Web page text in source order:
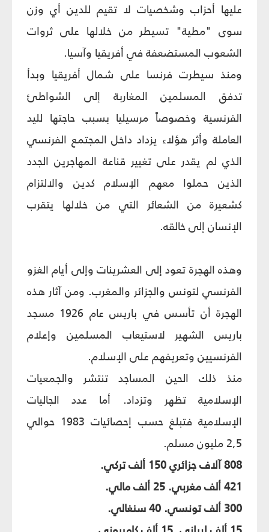
عليها أحزاب وشخصيات لا تقيم للدين أي وزن
سوى "مطية" تسيطر من خلالها على ثروات
الشعوب المستضعفة في أفريقيا وآسيا.
ومنذ سيطرت فرنسا على شمال أفريقيا وبدأ
تدفق المسلمين المغاربة إلى الشواطئ
الفرنسية وخصوصاً مرسيليا بسبب حاجتها لليد
العاملة وأثر هؤلاء يزداد داخل المجتمع الفرنسي
الذي لم يقدر على تغيير قناعة المهاجرين الجدد
الذين حملوا معهم الإسلام كدين والالتزام
كشعيرة من الشعائر التي من خلالها يتقرب
الإنسان إلى خالقه.
وهذه الهجرة تعود إلى العشرينات وإلى أيام الغزو
الفرنسي لتونس والجزائر والمغرب. ومن آثار هذه
الهجرة أن تأسس في باريس عام 1926 مسجد
باريس الشهير لاستيعاب المسلمين وإعلام
الفرنسيين وتعريفهم على الإسلام.
منذ ذلك الحين المساجد تنتشر والجمعيات
الإسلامية تظهر وتزداد. أما عدد الجاليات
الإسلامية فتبلغ حسب إحصائيات 1983 حوالي
2,5 مليون مسلم.
808 آلاف جزائري 150 ألف تركي.
421 ألف مغربي. 25 ألف مالي.
300 ألف تونسي. 40 سنغالي.